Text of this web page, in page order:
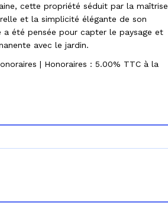
cette propriété séduit par la maîtrise
et la simplicité élégante de son
a été pensée pour capter le paysage et
avec le jardin.
| Honoraires : 5.00% TTC à la